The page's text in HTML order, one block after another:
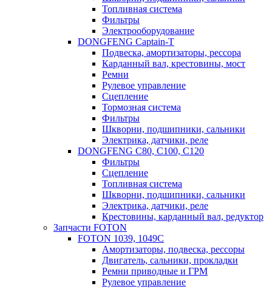
Топливная система
Фильтры
Электрооборудование
DONGFENG Captain-T
Подвеска, амортизаторы, рессора
Карданный вал, крестовины, мост
Ремни
Рулевое управление
Сцепление
Тормозная система
Фильтры
Шкворни, подшипники, сальники
Электрика, датчики, реле
DONGFENG С80, C100, C120
Фильтры
Сцепление
Топливная система
Шкворни, подшипники, сальники
Электрика, датчики, реле
Крестовины, карданный вал, редуктор
Запчасти FOTON
FOTON 1039, 1049C
Амортизаторы, подвеска, рессоры
Двигатель, сальники, прокладки
Ремни приводные и ГРМ
Рулевое управление